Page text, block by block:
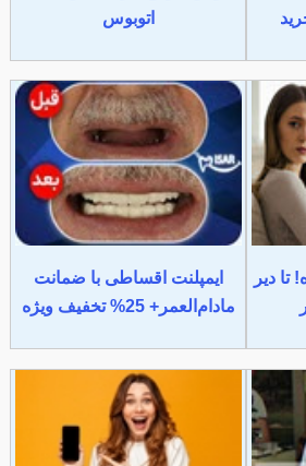
اتوبوس
تا دیر
ایمپلنت اقساطی با ضمانت
مادام‌العمر+ 25% تخفیف ویژه